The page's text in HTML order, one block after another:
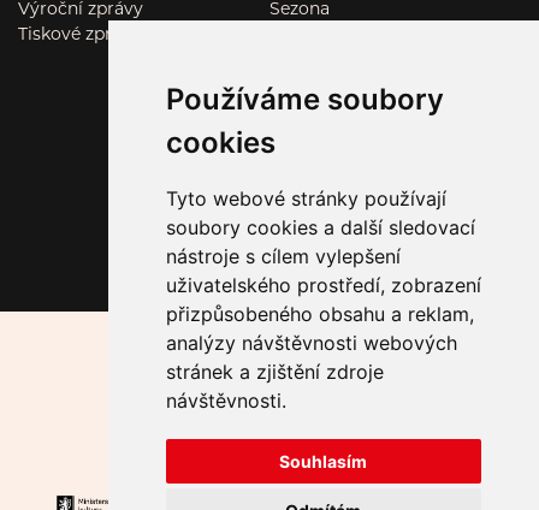
Používáme soubory
cookies
Tyto webové stránky používají
soubory cookies a další sledovací
nástroje s cílem vylepšení
uživatelského prostředí, zobrazení
přizpůsobeného obsahu a reklam,
analýzy návštěvnosti webových
stránek a zjištění zdroje
návštěvnosti.
Souhlasím
Výroční zprávy
Tiskové zprávy
Sezona
Fade in Rubín
Malostranský dekameron
Lockwood
Sledujte nás
Hlavní mediální partner:
Za podpory HMP částkou 1 800 000 Kč.
Partneři: